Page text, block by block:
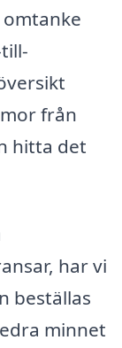
från
hitta det
har vi
beställas
minnet